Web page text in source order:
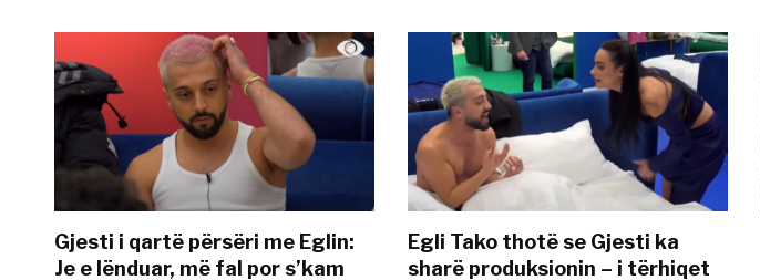
Gjesti i qartë përsëri me Eglin:
Je e lënduar, më fal por s’kam
Egli Tako thotë se Gjesti ka
sharë produksionin – i tërhiqet